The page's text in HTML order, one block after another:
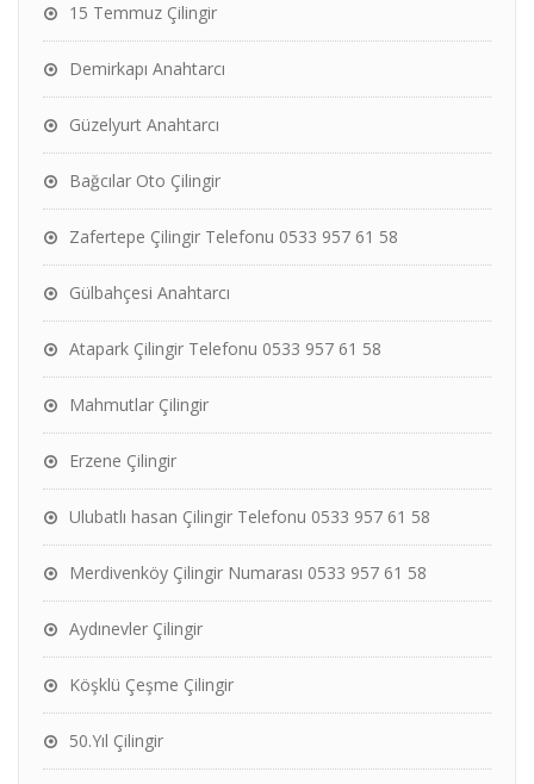
15 Temmuz Çilingir
Demirkapı Anahtarcı
Güzelyurt Anahtarcı
Bağcılar Oto Çilingir
Zafertepe Çilingir Telefonu 0533 957 61 58
Gülbahçesi Anahtarcı
Atapark Çilingir Telefonu 0533 957 61 58
Mahmutlar Çilingir
Erzene Çilingir
Ulubatlı hasan Çilingir Telefonu 0533 957 61 58
Merdivenköy Çilingir Numarası 0533 957 61 58
Aydınevler Çilingir
Köşklü Çeşme Çilingir
50.Yıl Çilingir